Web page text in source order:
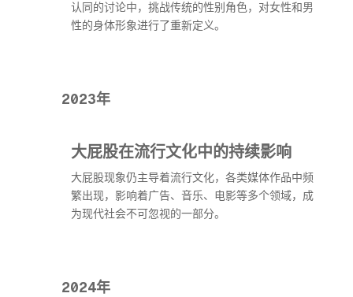
认同的讨论中，挑战传统的性别角色，对女性和男
性的身体形象进行了重新定义。
2023年
大屁股在流行文化中的持续影响
大屁股现象仍主导着流行文化，各类媒体作品中频
繁出现，影响着广告、音乐、电影等多个领域，成
为现代社会不可忽视的一部分。
2024年